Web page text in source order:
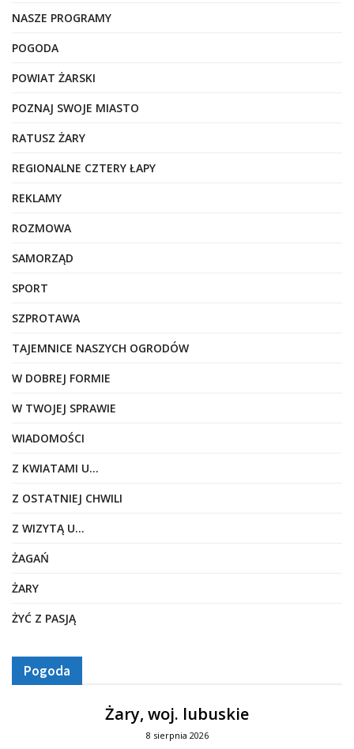
NASZE PROGRAMY
POGODA
POWIAT ŻARSKI
POZNAJ SWOJE MIASTO
RATUSZ ŻARY
REGIONALNE CZTERY ŁAPY
REKLAMY
ROZMOWA
SAMORZĄD
SPORT
SZPROTAWA
TAJEMNICE NASZYCH OGRODÓW
W DOBREJ FORMIE
W TWOJEJ SPRAWIE
WIADOMOŚCI
Z KWIATAMI U…
Z OSTATNIEJ CHWILI
Z WIZYTĄ U…
ŻAGAŃ
ŻARY
ŻYĆ Z PASJĄ
Pogoda
Żary, woj. lubuskie
8 sierpnia 2026